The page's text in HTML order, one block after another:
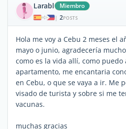
Larabl Miembro
| 2POSTS
Hola me voy a Cebu 2 meses el
mayo o junio, agradecería
como es la vida allí, como
apartamento, me encantaria
en Cebu, o que se vaya a ir. Me
visado de turista y sobre si me
vacunas.
muchas gracias